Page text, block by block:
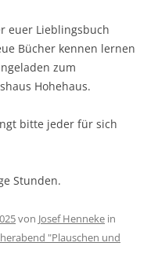
euer Lieblingsbuch
Bücher kennen lernen
zum
Hohehaus.
bitte jeder für sich
Stunden.
von Josef Henneke in
"Plauschen und